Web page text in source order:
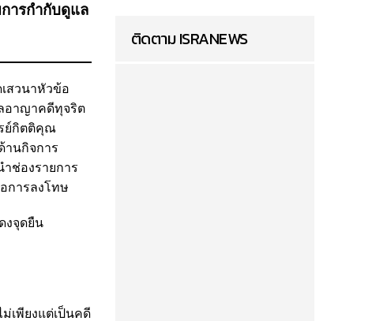
ารกำกับดูแล
สวนาหัวข้อ
อาญาคดีทุจริต
ย์กิตติคุณ
านกิจการ
ช่องรายการ
การลงโทษ
งจุดยืน
เพียงแต่เป็นคดี
ติดตาม ISRANEWS